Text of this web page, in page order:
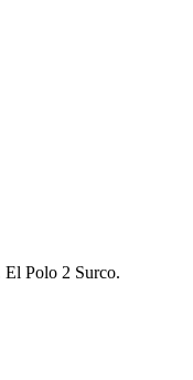
Polo 2 Surco.